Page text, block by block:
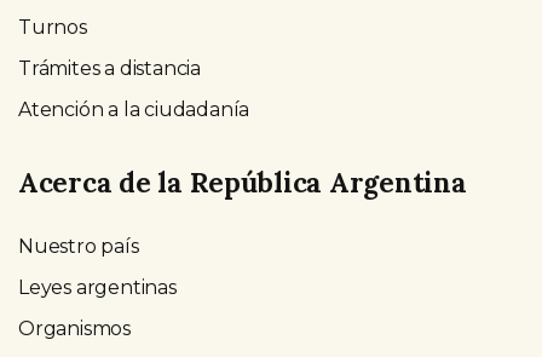
Turnos
Trámites a distancia
Atención a la ciudadanía
Acerca de la República Argentina
Nuestro país
Leyes argentinas
Organismos